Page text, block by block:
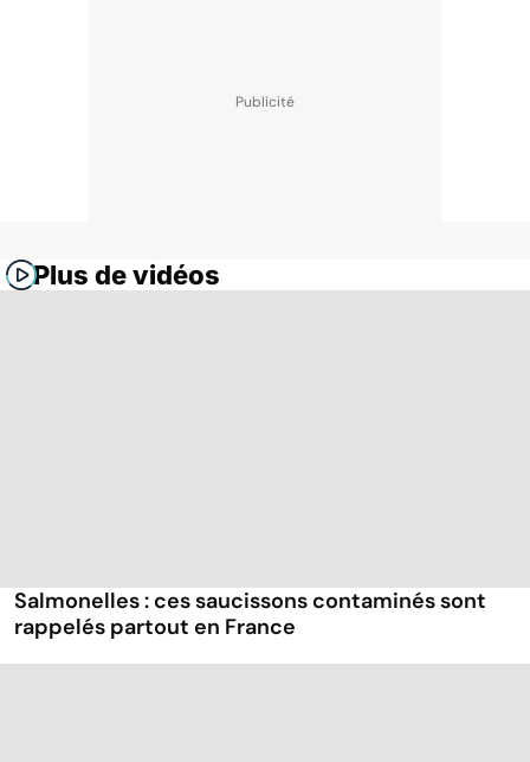
Plus de vidéos
Salmonelles : ces saucissons contaminés sont
rappelés partout en France